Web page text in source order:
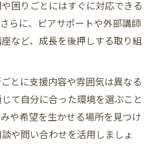
困りごとにはすぐに対応できる
らに、ピアサポートや外部講師
など、成長を後押しする取り組
とに支援内容や雰囲気は異なる
て自分に合った環境を選ぶこと
や希望を生かせる場所を見つけ
や問い合わせを活用しましょ